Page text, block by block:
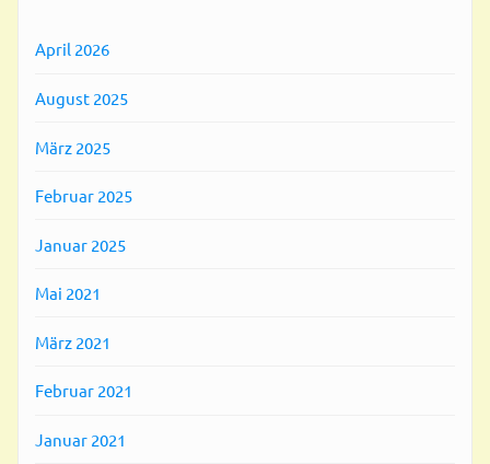
April 2026
August 2025
März 2025
Februar 2025
Januar 2025
Mai 2021
März 2021
Februar 2021
Januar 2021